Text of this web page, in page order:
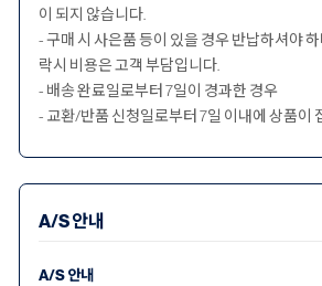
이 되지 않습니다.
- 구매 시 사은품 등이 있을 경우 반납하셔야
락시 비용은 고객 부담입니다.
- 배송 완료일로부터 7일이 경과한 경우
- 교환/반품 신청일로부터 7일 이내에 상품이
A/S 안내
A/S 안내